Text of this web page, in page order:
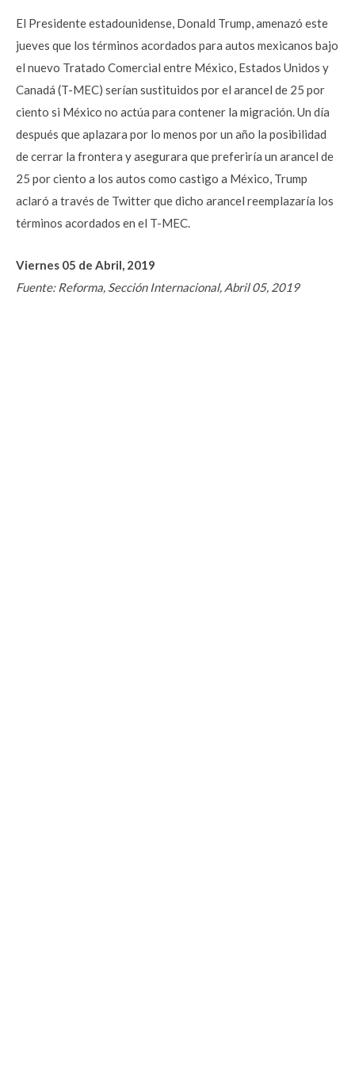
El Presidente estadounidense, Donald Trump, amenazó este
jueves que los términos acordados para autos mexicanos bajo
el nuevo Tratado Comercial entre México, Estados Unidos y
Canadá (T-MEC) serían sustituidos por el arancel de 25 por
ciento si México no actúa para contener la migración. Un día
después que aplazara por lo menos por un año la posibilidad
de cerrar la frontera y asegurara que preferiría un arancel de
25 por ciento a los autos como castigo a México, Trump
aclaró a través de Twitter que dicho arancel reemplazaría los
términos acordados en el T-MEC.
Viernes 05 de Abril, 2019
Fuente: Reforma, Sección Internacional, Abril 05, 2019